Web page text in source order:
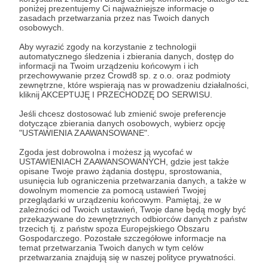
poniżej prezentujemy Ci najważniejsze informacje o
zasadach przetwarzania przez nas Twoich danych
osobowych.
Aby wyrazić zgody na korzystanie z technologii
automatycznego śledzenia i zbierania danych, dostęp do
informacji na Twoim urządzeniu końcowym i ich
przechowywanie przez Crowd8 sp. z o.o. oraz podmioty
zewnętrzne, które wspierają nas w prowadzeniu działalności,
kliknij AKCEPTUJĘ I PRZECHODZĘ DO SERWISU.
Jeśli chcesz dostosować lub zmienić swoje preferencje
dotyczące zbierania danych osobowych, wybierz opcję
"USTAWIENIA ZAAWANSOWANE".
Zgoda jest dobrowolna i możesz ją wycofać w
USTAWIENIACH ZAAWANSOWANYCH, gdzie jest także
opisane Twoje prawo żądania dostępu, sprostowania,
usunięcia lub ograniczenia przetwarzania danych, a także w
dowolnym momencie za pomocą ustawień Twojej
przeglądarki w urządzeniu końcowym. Pamiętaj, że w
zależności od Twoich ustawień, Twoje dane będą mogły być
przekazywane do zewnętrznych odbiorców danych z państw
trzecich tj. z państw spoza Europejskiego Obszaru
Gospodarczego. Pozostałe szczegółowe informacje na
temat przetwarzania Twoich danych w tym celów
przetwarzania znajdują się w naszej polityce prywatności.
Aby zobaczyć ten materiał musisz być zalogowany
Zostań Patronem
Zaloguj się
Kontestacja
Zobacz profil autora